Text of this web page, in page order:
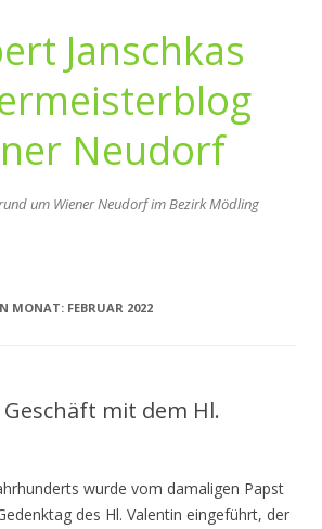
Janschkas
Neudorf
um Wiener Neudorf im Bezirk Mödling
MONAT: FEBRUAR 2022
mit dem Hl.
wurde vom damaligen Papst
des Hl. Valentin eingeführt, der